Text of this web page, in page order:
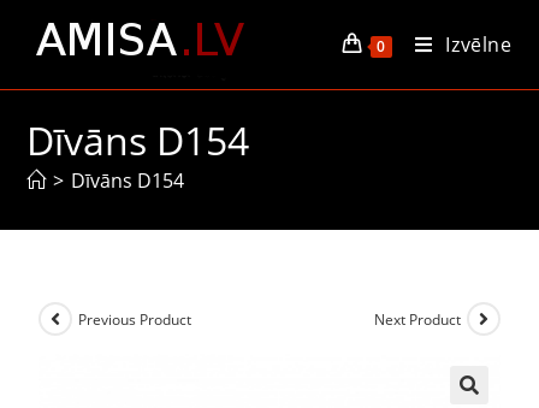
0 Izvēlne
Dīvāns D154
> Dīvāns D154
Previous Product Next Product